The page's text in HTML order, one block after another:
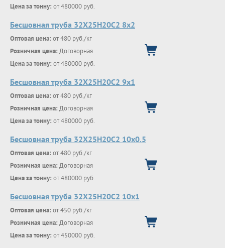
Цена за тонну: от 480000 руб.
Бесшовная труба 32Х25Н20С2 8х2
Оптовая цена: от 480 руб./кг
Розничная цена: Договорная
Цена за тонну: от 480000 руб.
Бесшовная труба 32Х25Н20С2 9х1
Оптовая цена: от 480 руб./кг
Розничная цена: Договорная
Цена за тонну: от 480000 руб.
Бесшовная труба 32Х25Н20С2 10х0.5
Оптовая цена: от 480 руб./кг
Розничная цена: Договорная
Цена за тонну: от 480000 руб.
Бесшовная труба 32Х25Н20С2 10х1
Оптовая цена: от 450 руб./кг
Розничная цена: Договорная
Цена за тонну: от 450000 руб.